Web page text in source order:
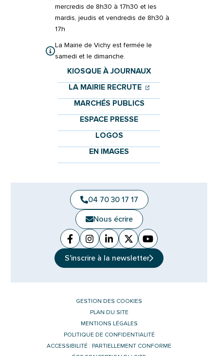
mercredis de 8h30 à 17h30 et les
mardis, jeudis et vendredis de 8h30 à
17h
La Mairie de Vichy est fermée le
samedi et le dimanche.
KIOSQUE À JOURNAUX
LA MAIRIE RECRUTE (OUVERTURE
(OUVERTURE
MARCHÉS PUBLICS
ESPACE PRESSE
LOGOS
EN IMAGES
04 70 30 17 17
Nous écrire
Facebook
(ouverture dans un nouvel onglet)
Instagram
(ouverture dans un nouvel
Linkedin
(ouverture dans un nouvel
X (Twitter)
(ouverture dans un
YouTube
(ouverture dans
S'inscrire à la newsletter
GESTION DES COOKIES
PLAN DU SITE
MENTIONS LÉGALES
POLITIQUE DE CONFIDENTIALITÉ
ACCESSIBILITÉ : PARTIELLEMENT CONFORME